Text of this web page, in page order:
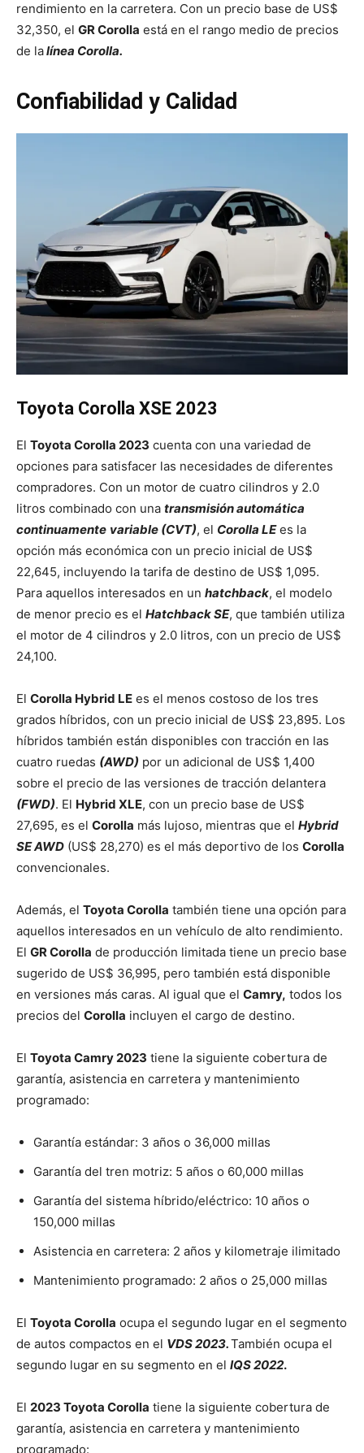
rendimiento en la carretera. Con un precio base de US$
32,350, el GR Corolla está en el rango medio de precios
de lalínea Corolla.
Confiabilidad y Calidad
Toyota Corolla XSE 2023
El Toyota Corolla 2023 cuenta con una variedad de
opciones para satisfacer las necesidades de diferentes
compradores. Con un motor de cuatro cilindros y 2.0
litros combinado con una transmisión automática
continuamente variable (CVT), el Corolla LE es la
opción más económica con un precio inicial de US$
22,645, incluyendo la tarifa de destino de US$ 1,095.
Para aquellos interesados en un hatchback, el modelo
de menor precio es el Hatchback SE, que también utiliza
el motor de 4 cilindros y 2.0 litros, con un precio de US$
24,100.
El Corolla Hybrid LE es el menos costoso de los tres
grados híbridos, con un precio inicial de US$ 23,895. Los
híbridos también están disponibles con tracción en las
cuatro ruedas (AWD) por un adicional de US$ 1,400
sobre el precio de las versiones de tracción delantera
(FWD). El Hybrid XLE, con un precio base de US$
27,695, es el Corolla más lujoso, mientras que el Hybrid
SE AWD (US$ 28,270) es el más deportivo de los Corolla
convencionales.
Además, el Toyota Corolla también tiene una opción para
aquellos interesados en un vehículo de alto rendimiento.
El GR Corolla de producción limitada tiene un precio base
sugerido de US$ 36,995, pero también está disponible
en versiones más caras. Al igual que el Camry, todos los
precios del Corolla incluyen el cargo de destino.
El Toyota Camry 2023 tiene la siguiente cobertura de
garantía, asistencia en carretera y mantenimiento
programado:
Garantía estándar: 3 años o 36,000 millas
Garantía del tren motriz: 5 años o 60,000 millas
Garantía del sistema híbrido/eléctrico: 10 años o
150,000 millas
Asistencia en carretera: 2 años y kilometraje ilimitado
Mantenimiento programado: 2 años o 25,000 millas
El Toyota Corolla ocupa el segundo lugar en el segmento
de autos compactos en el VDS 2023.También ocupa el
segundo lugar en su segmento en el IQS 2022.
El 2023 Toyota Corolla tiene la siguiente cobertura de
garantía, asistencia en carretera y mantenimiento
programado: